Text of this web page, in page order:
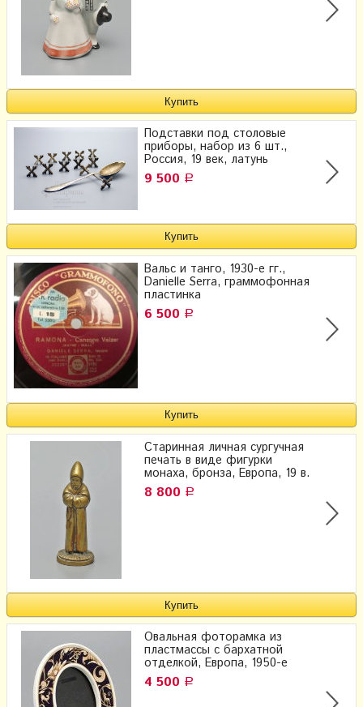
Подставки под столовые
приборы, набор из 6 шт.,
Россия, 19 век, латунь
9 500 Р
Вальс и танго, 1930-е гг.,
Danielle Serra, граммофонная
пластинка
6 500 Р
Старинная личная сургучная
печать в виде фигурки
монаха, бронза, Европа, 19 в.
8 800 Р
Овальная фоторамка из
пластмассы с бархатной
отделкой, Европа, 1950-е
4 500 Р